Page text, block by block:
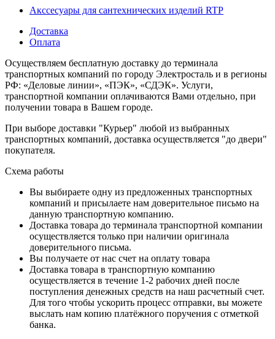
Акссесуары для сантехнических изделий RTP
Доставка
Оплата
Осуществляем бесплатную доставку до терминала
транспортных компаний по городу Электросталь и в регионы
РФ: «Деловые линии», «ПЭК», «СДЭК». Услуги,
транспортной компании оплачиваются Вами отдельно, при
получении товара в Вашем городе.
При выборе доставки "Курьер" любой из выбранных
транспортных компаний, доставка осуществляется "до двери"
покупателя.
Схема работы
Вы выбираете одну из предложенных транспортных
компаний и присылаете нам доверительное письмо на
данную транспортную компанию.
Доставка товара до терминала транспортной компании
осуществляется только при наличии оригинала
доверительного письма.
Вы получаете от нас счет на оплату товара
Доставка товара в транспортную компанию
осуществляется в течение 1-2 рабочих дней после
поступления денежных средств на наш расчетный счет.
Для того чтобы ускорить процесс отправки, вы можете
выслать нам копию платёжного поручения с отметкой
банка.